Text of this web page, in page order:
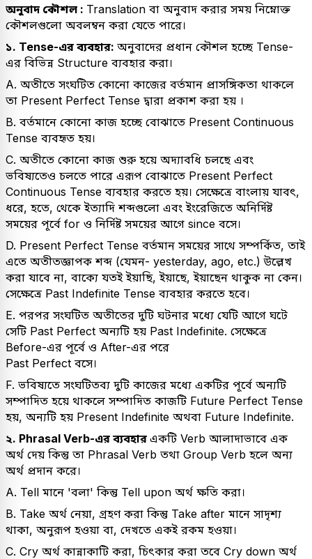
অনুবাদ কৌশল : Translation বা অনুবাদ করার সময় নিম্নোক্ত
কৌশলগুলো অবলম্বন করা যেতে পারে।
১. Tense-এর ব্যবহার: অনুবাদের প্রধান কৌশল হচ্ছে Tense-
এর বিভিন্ন Structure ব্যবহার করা।
A. অতীতে সংঘটিত কোনো কাজের বর্তমান প্রাসঙ্গিকতা থাকলে
তা Present Perfect Tense দ্বারা প্রকাশ করা হয় ।
B. বর্তমানে কোনো কাজ হচ্ছে বোঝাতে Present Continuous
Tense ব্যবহৃত হয়।
C. অতীতে কোনো কাজ শুরু হয়ে অদ্যাবধি চলছে এবং
ভবিষ্যতেও চলতে পারে এরূপ বোঝাতে Present Perfect
Continuous Tense ব্যবহার করতে হয়। সেক্ষেত্রে বাংলায় যাবৎ,
ধরে, হতে, থেকে ইত্যাদি শব্দগুলো এবং ইংরেজিতে অনির্দিষ্ট
সময়ের পূর্বে for ও নির্দিষ্ট সময়ের আগে since বসে।
D. Present Perfect Tense বর্তমান সময়ের সাথে সম্পর্কিত, তাই
এতে অতীতজ্ঞাপক শব্দ (যেমন- yesterday, ago, etc.) উল্লেখ
করা যাবে না, বাক্যে যতই ইয়াছি, ইয়াছে, ইয়াছেন থাকুক না কেন।
সেক্ষেত্রে Past Indefinite Tense ব্যবহার করতে হবে।
E. পরপর সংঘটিত অতীতের দুটি ঘটনার মধ্যে যেটি আগে ঘটে
সেটি Past Perfect অন্যটি হয় Past Indefinite. সেক্ষেত্রে
Before-এর পূর্বে ও After-এর পরে
Past Perfect বসে।
F. ভবিষ্যতে সংঘটিতব্য দুটি কাজের মধ্যে একটির পূর্বে অন্যটি
সম্পাদিত হয়ে থাকলে সম্পাদিত কাজটি Future Perfect Tense
হয়, অন্যটি হয় Present Indefinite অথবা Future Indefinite.
২. Phrasal Verb-এর ব্যবহার একটি Verb আলাদাভাবে এক
অর্থ দেয় কিন্তু তা Phrasal Verb তথা Group Verb হলে অন্য
অর্থ প্রদান করে।
A. Tell মানে 'বলা' কিন্তু Tell upon অর্থ ক্ষতি করা।
B. Take অর্থ নেয়া, গ্রহণ করা কিন্তু Take after মানে সাদৃশ্য
থাকা, অনুরূপ হওয়া বা, দেখতে একই রকম হওয়া।
C. Cry অর্থ কান্নাকাটি করা, চিৎকার করা তবে Cry down অর্থ